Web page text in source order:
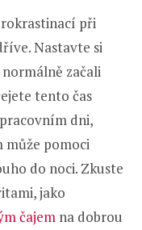
při
Nastavte si
začali
tento čas
dni,
může pomoci
do noci. Zkuste
jako
čajem na dobrou